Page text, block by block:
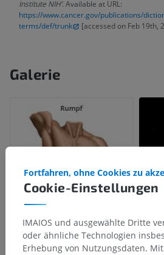
Institute NIH’. Available at URL:
https://www.cancer.gov/publications/
terms/def/trunk
[accessed on Feb 19th,
Galerie
Cookie-Einstellungen
Fortfahren, ohne Cookies zu
IMAIOS und ausgewählte Dritte
oder ähnliche Technologien
Erhebung von Nutzungsdaten.